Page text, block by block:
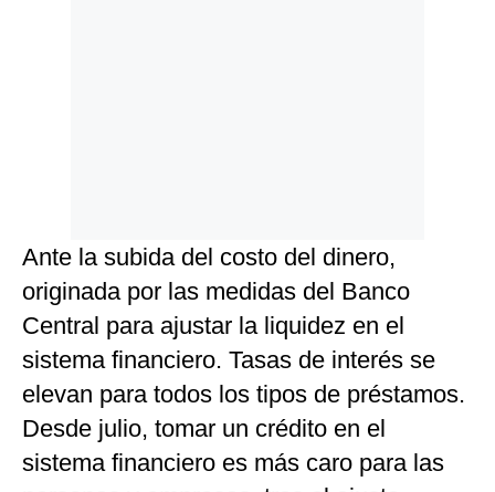
Ante la subida del costo del dinero,
originada por las medidas del Banco
Central para ajustar la liquidez en el
sistema financiero. Tasas de interés se
elevan para todos los tipos de préstamos.
Desde julio, tomar un crédito en el
sistema financiero es más caro para las